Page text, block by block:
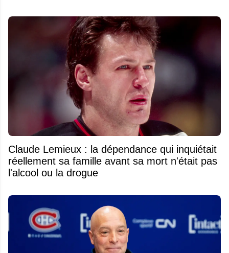
Claude Lemieux : la dépendance qui inquiétait
réellement sa famille avant sa mort n'était pas
l'alcool ou la drogue